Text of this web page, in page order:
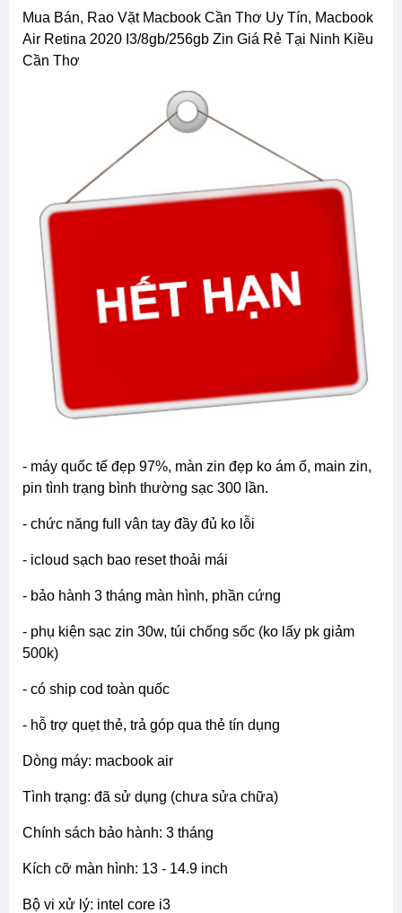
Mua Bán, Rao Vặt Macbook Cần Thơ Uy Tín, Macbook
Air Retina 2020 I3/8gb/256gb Zin Giá Rẻ Tại Ninh Kiều
Cần Thơ
- máy quốc tế đẹp 97%, màn zin đẹp ko ám ố, main zin,
pin tình trạng bình thường sạc 300 lần.
- chức năng full vân tay đầy đủ ko lỗi
- icloud sạch bao reset thoải mái
- bảo hành 3 tháng màn hình, phần cứng
- phụ kiện sạc zin 30w, túi chống sốc (ko lấy pk giảm
500k)
- có ship cod toàn quốc
- hỗ trợ quẹt thẻ, trả góp qua thẻ tín dụng
dòng máy: macbook air
tình trạng: đã sử dụng (chưa sửa chữa)
chính sách bảo hành: 3 tháng
kích cỡ màn hình: 13 - 14.9 inch
bộ vi xử lý: intel core i3